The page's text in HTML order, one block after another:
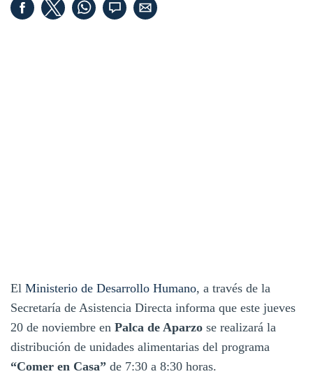
El Ministerio de Desarrollo Humano, a través de la
Secretaría de Asistencia Directa informa que este jueves
20 de noviembre en Palca de Aparzo se realizará la
distribución de unidades alimentarias del programa
“Comer en Casa” de 7:30 a 8:30 horas.